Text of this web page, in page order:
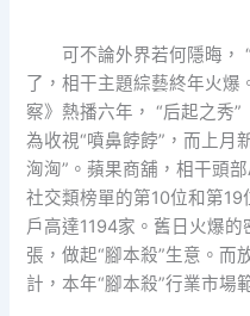
可不論外界若何隱晦， “
了，相干主題綜藝終年火爆
察》熱播六年， “后起之秀
為收視“噴鼻餑餑”，而上月
洶洶”。蘋果商舖，相干頭
社交類榜單的第10位和第
戶高達1194家。舊日火爆
張，做起“腳本殺”生意。而
計，本年“腳本殺”行業市場